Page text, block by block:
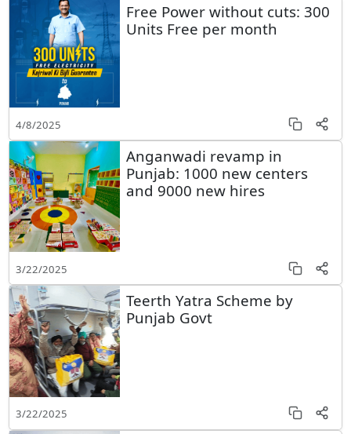
Free Power without cuts: 300
Units Free per month
4/8/2025
Anganwadi revamp in
Punjab: 1000 new centers
and 9000 new hires
3/22/2025
Teerth Yatra Scheme by
Punjab Govt
3/22/2025